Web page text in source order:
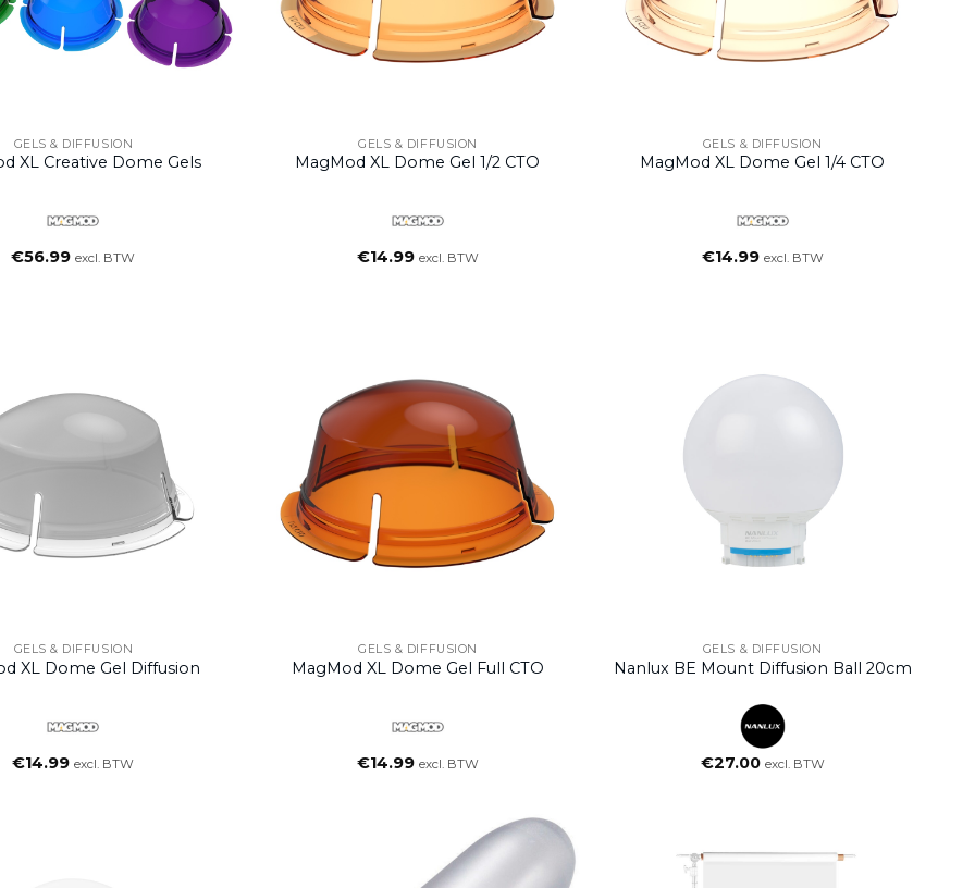
GELS & DIFFUSION
XL Creative Dome Gels
€56.99 excl. BTW
GELS & DIFFUSION
MagMod XL Dome Gel 1/2 CTO
€14.99 excl. BTW
GELS & DIFFUSION
MagMod XL Dome Gel 1/4 CTO
€14.99 excl. BTW
GELS & DIFFUSION
XL Dome Gel Diffusion
€14.99 excl. BTW
GELS & DIFFUSION
MagMod XL Dome Gel Full CTO
€14.99 excl. BTW
GELS & DIFFUSION
Nanlux BE Mount Diffusion Ball 20cm
€27.00 excl. BTW